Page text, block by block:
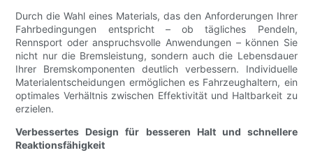
Durch die Wahl eines Materials, das den Anforderungen Ihrer
Fahrbedingungen entspricht – ob tägliches Pendeln,
Rennsport oder anspruchsvolle Anwendungen – können Sie
nicht nur die Bremsleistung, sondern auch die Lebensdauer
Ihrer Bremskomponenten deutlich verbessern. Individuelle
Materialentscheidungen ermöglichen es Fahrzeughaltern, ein
optimales Verhältnis zwischen Effektivität und Haltbarkeit zu
erzielen.
Verbessertes Design für besseren Halt und schnellere
Reaktionsfähigkeit